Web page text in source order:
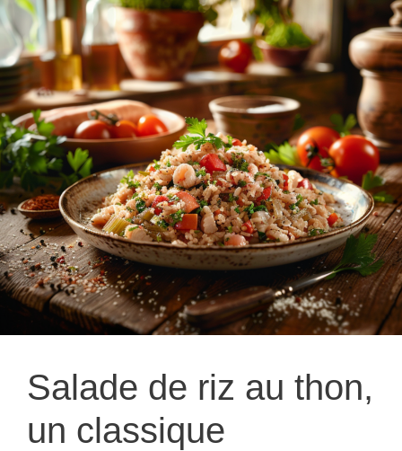
Salade de riz au thon,
un classique